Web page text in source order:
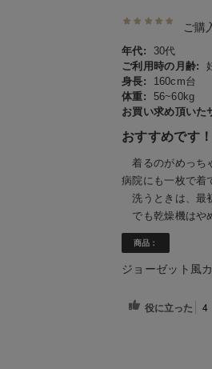
ご購
年代:
30代
ご利用時の月齢:
身長:
160cm台
体重:
56~60kg
お買い求め頂いた
おすすめです！
着るのがめっち
病院にも一枚で着
洗うときは、最
でも乾燥機はや
商品：
ジョーゼット風
役に立った 4